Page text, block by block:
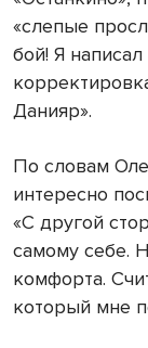
«слепые
бой! Я
Данияр».
По словам
интересно
«С другой
самому себе.
комфорта.
который мне